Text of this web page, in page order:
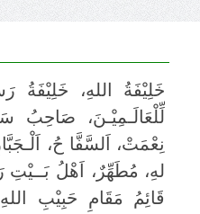
خَلِيْفَةُ اللهِ،
لِّلْعَالَـمِيْـنَ،
نِعْمَتْ، اَلسَّفَّا حُ،
لهِ، مُطَهِّرٌ، اَهْلُ
قَائِمُ مَقَامِ حَبِيْبِ